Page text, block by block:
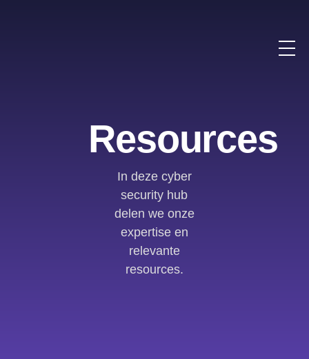
Resources
In deze cyber
security hub
delen we onze
expertise en
relevante
resources.